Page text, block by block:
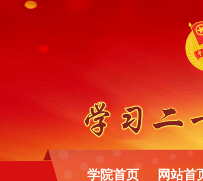
学院首页 网站首